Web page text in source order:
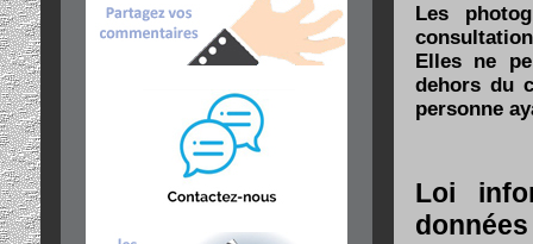
Les
Elles ne
dehors du
personne
Loi
données